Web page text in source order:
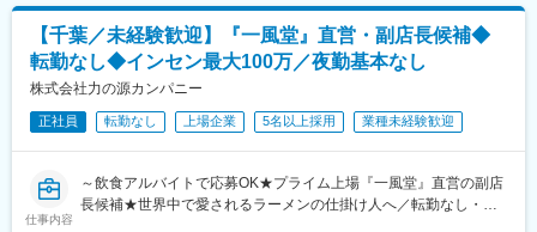
（ISO22000）、品質マネジメントシステム（ISO9001）、環境マ
ネジメントシステム（ISO14001）資格所持者等が多数活躍してい
ます。
変更の範囲：会社の定める業務
の評価を実施
・既存の試験方法における精度向上と新規試験手法の開発・立上
げ
・品質検査報告書の作成・報告
・試験方法や結果に関するお問合せ、品質に関わるご相談に対す
る説明や改善提案の実施
◎当社は、イオン株式会社が100％出資するグループ会社です。
グループ共通の福利厚生／定年60歳、65歳までの継続雇用等充実
【千葉／未経験歓迎】『一風堂』直営・副店長候補◆
転勤なし◆インセン最大100万／夜勤基本なし
株式会社力の源カンパニー
正社員 転勤なし 上場企業 5名以上採用 業種未経験歓迎
仕事内容
～飲食アルバイトで応募OK★プライム上場『一風堂』直営の副店
長候補★世界中で愛されるラーメンの仕掛け人へ／転勤なし・深